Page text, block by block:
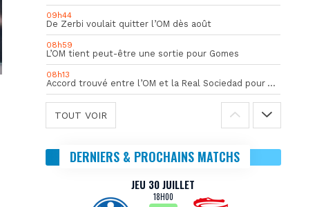
09h44
De Zerbi voulait quitter l’OM dès août
08h59
L’OM tient peut-être une sortie pour Gomes
08h13
Accord trouvé entre l’OM et la Real Sociedad pour Aguerd
TOUT VOIR
DERNIERS & PROCHAINS MATCHS
JEU 30 JUILLET
18H00